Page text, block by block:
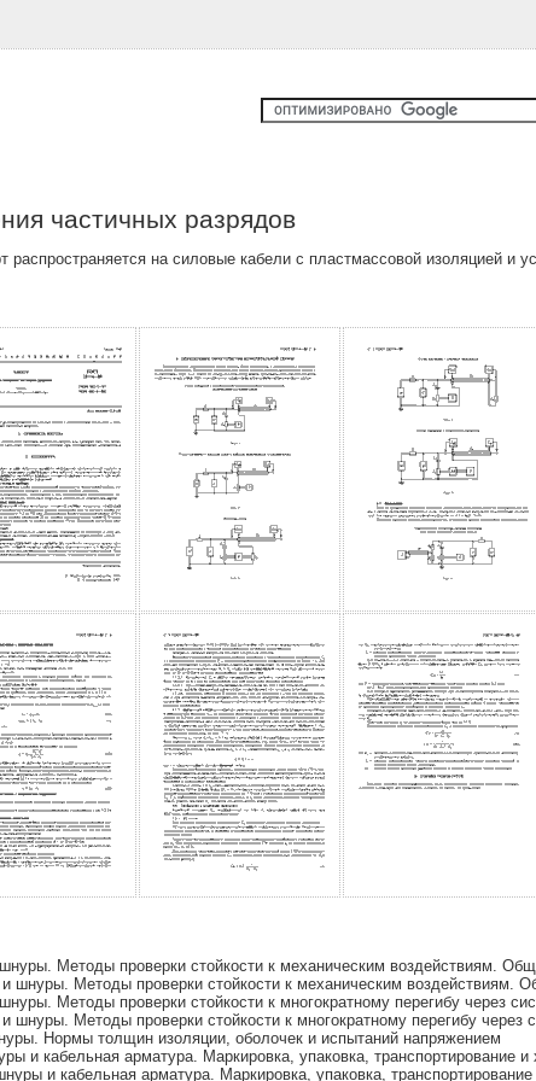
частичных разрядов
распространяется на силовые кабели с пластмассовой изоляцией и
Методы проверки стойкости к механическим воздействиям.
шнуры. Методы проверки стойкости к механическим воздействиям.
Методы проверки стойкости к многократному перегибу через
шнуры. Методы проверки стойкости к многократному перегибу через
Нормы толщин изоляции, оболочек и испытаний напряжением
и кабельная арматура. Маркировка, упаковка, транспортирование и
и кабельная арматура. Маркировка, упаковка,